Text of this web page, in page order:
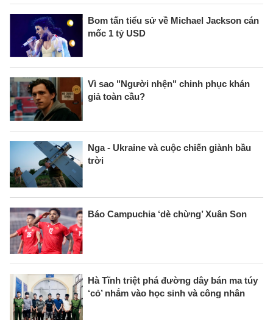
Bom tấn tiểu sử về Michael Jackson cán
mốc 1 tỷ USD
Vì sao "Người nhện" chinh phục khán
giả toàn cầu?
Nga - Ukraine và cuộc chiến giành bầu
trời
Báo Campuchia ‘dè chừng’ Xuân Son
Hà Tĩnh triệt phá đường dây bán ma túy
‘cỏ’ nhắm vào học sinh và công nhân